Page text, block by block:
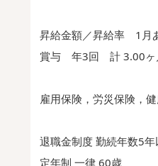
昇給金額／昇給率 1月
賞与 年3回 計 3.00ヶ
雇用保険，労災保険，
退職金制度 勤続年数5年
定年制 一律 60歳